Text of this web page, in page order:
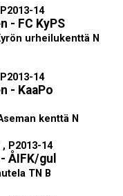
14
- FC KyPS
urheilukenttä N
14
- KaaPo
kenttä N
P2013-14
ÅIFK/gul
TN B